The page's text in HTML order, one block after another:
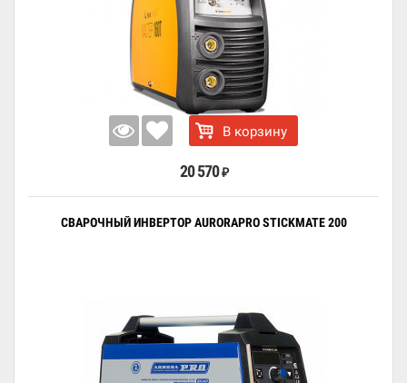
В корзину
20 570 ₽
СВАРОЧНЫЙ ИНВЕРТОР AURORAPRO STICKMATE 200